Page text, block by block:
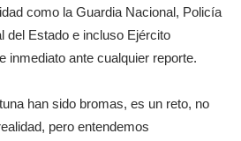
como la Guardia Nacional, Policía
del Estado e incluso Ejército
inmediato ante cualquier reporte.
han sido bromas, es un reto, no
pero entendemos